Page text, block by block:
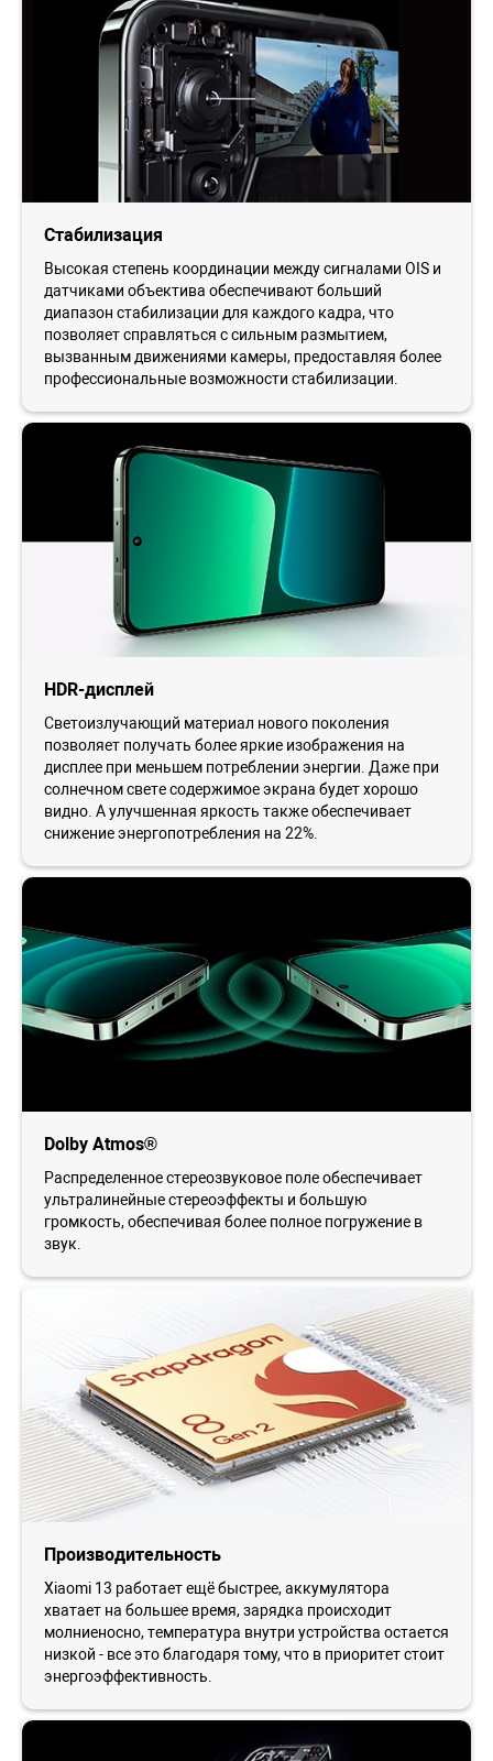
Стабилизация
Высокая степень координации между сигналами OIS и
датчиками объектива обеспечивают больший
диапазон стабилизации для каждого кадра, что
позволяет справляться с сильным размытием,
вызванным движениями камеры, предоставляя более
профессиональные возможности стабилизации.
HDR-дисплей
Светоизлучающий материал нового поколения
позволяет получать более яркие изображения на
дисплее при меньшем потреблении энергии. Даже при
солнечном свете содержимое экрана будет хорошо
видно. А улучшенная яркость также обеспечивает
снижение энергопотребления на 22%.
Dolby Atmos®
Распределенное стереозвуковое поле обеспечивает
ультралинейные стереоэффекты и большую
громкость, обеспечивая более полное погружение в
звук.
Производительность
Xiaomi 13 работает ещё быстрее, аккумулятора
хватает на большее время, зарядка происходит
молниеносно, температура внутри устройства остается
низкой - все это благодаря тому, что в приоритет стоит
энергоэффективность.